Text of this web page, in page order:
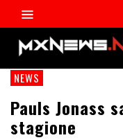
NEWS
Pauls Jonass
stagione